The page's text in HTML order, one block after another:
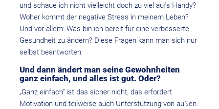
und schaue ich nicht vielleicht doch zu viel aufs Handy?
Woher kommt der negative Stress in meinem Leben?
Und vor allem: Was bin ich bereit für eine verbesserte
Gesundheit zu ändern? Diese Fragen kann man sich nur
selbst beantworten.
Und dann ändert man seine Gewohnheiten
ganz einfach, und alles ist gut. Oder?
„Ganz einfach“ ist das sicher nicht, das erfordert
Motivation und teilweise auch Unterstützung von außen.